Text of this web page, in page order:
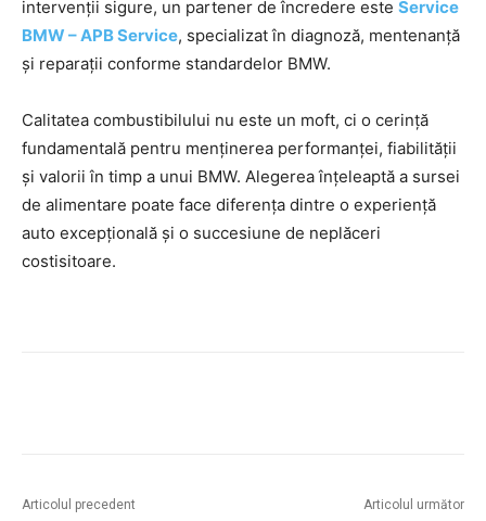
intervenții sigure, un partener de încredere este Service
BMW – APB Service, specializat în diagnoză, mentenanță
și reparații conforme standardelor BMW.
Calitatea combustibilului nu este un moft, ci o cerință
fundamentală pentru menținerea performanței, fiabilității
și valorii în timp a unui BMW. Alegerea înțeleaptă a sursei
de alimentare poate face diferența dintre o experiență
auto excepțională și o succesiune de neplăceri
costisitoare.
Articolul precedent Articolul următor